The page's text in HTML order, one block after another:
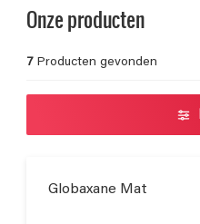
Onze producten
7 Producten gevonden
Globaxane Mat